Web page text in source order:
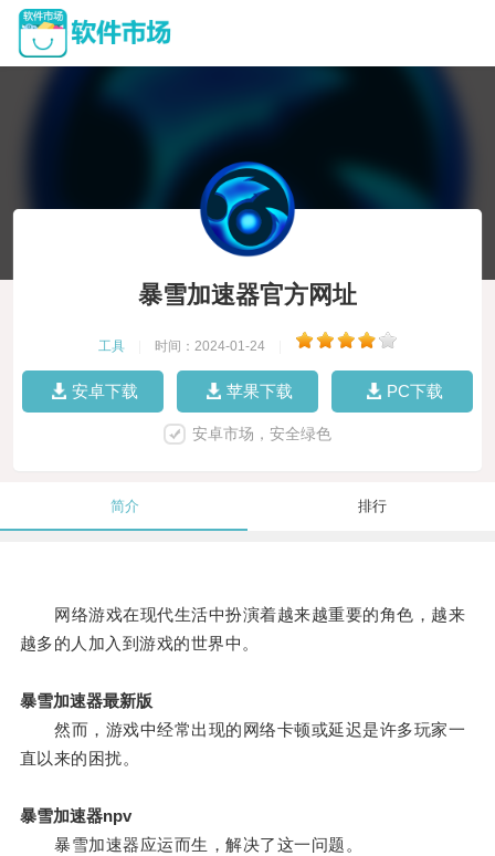
暴雪加速器官方网址
工具 时间：2024-01-24
安卓下载 苹果下载 PC下载
安卓市场，安全绿色
简介 排行
网络游戏在现代生活中扮演着越来越重要的角色，越来
越多的人加入到游戏的世界中。
暴雪加速器最新版
然而，游戏中经常出现的网络卡顿或延迟是许多玩家一
直以来的困扰。
暴雪加速器npv
暴雪加速器应运而生，解决了这一问题。